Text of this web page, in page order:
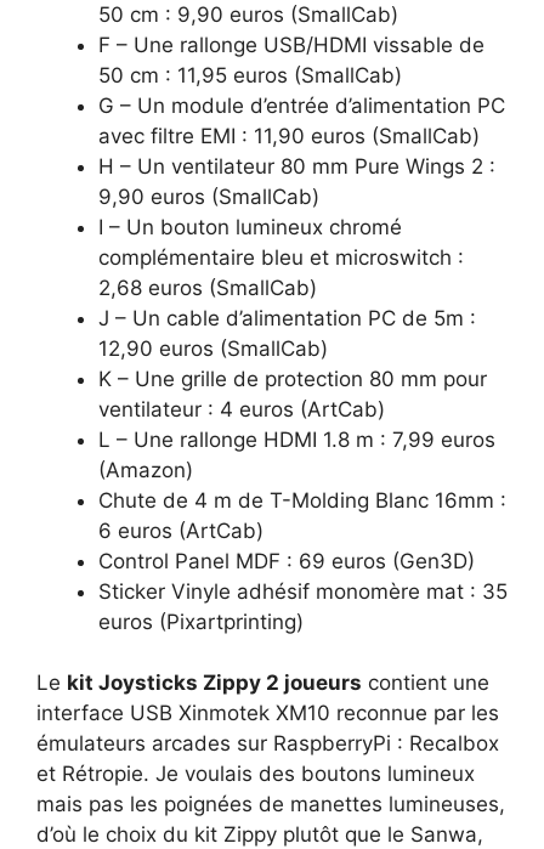
50 cm : 9,90 euros (SmallCab)
F – Une rallonge USB/HDMI vissable de
50 cm : 11,95 euros (SmallCab)
G – Un module d’entrée d’alimentation PC
avec filtre EMI : 11,90 euros (SmallCab)
H – Un ventilateur 80 mm Pure Wings 2 :
9,90 euros (SmallCab)
I – Un bouton lumineux chromé
complémentaire bleu et microswitch :
2,68 euros (SmallCab)
J – Un cable d’alimentation PC de 5m :
12,90 euros (SmallCab)
K – Une grille de protection 80 mm pour
ventilateur : 4 euros (ArtCab)
L – Une rallonge HDMI 1.8 m : 7,99 euros
(Amazon)
Chute de 4 m de T-Molding Blanc 16mm :
6 euros (ArtCab)
Control Panel MDF : 69 euros (Gen3D)
Sticker Vinyle adhésif monomère mat : 35
euros (Pixartprinting)
Le kit Joysticks Zippy 2 joueurs contient une
interface USB Xinmotek XM10 reconnue par les
émulateurs arcades sur RaspberryPi : Recalbox
et Rétropie. Je voulais des boutons lumineux
mais pas les poignées de manettes lumineuses,
d’où le choix du kit Zippy plutôt que le Sanwa,